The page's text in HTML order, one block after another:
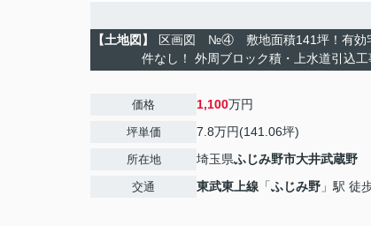
【土地図】
区画図 №④ 敷地面積141坪！有効
件なし！ 外周ブロック積・上水道引込工
価格 1,100万円
坪単価 7.8万円(141.06坪)
所在地 埼玉県ふじみ野市大井武蔵野
交通 東武東上線 「ふじみ野 」駅 徒